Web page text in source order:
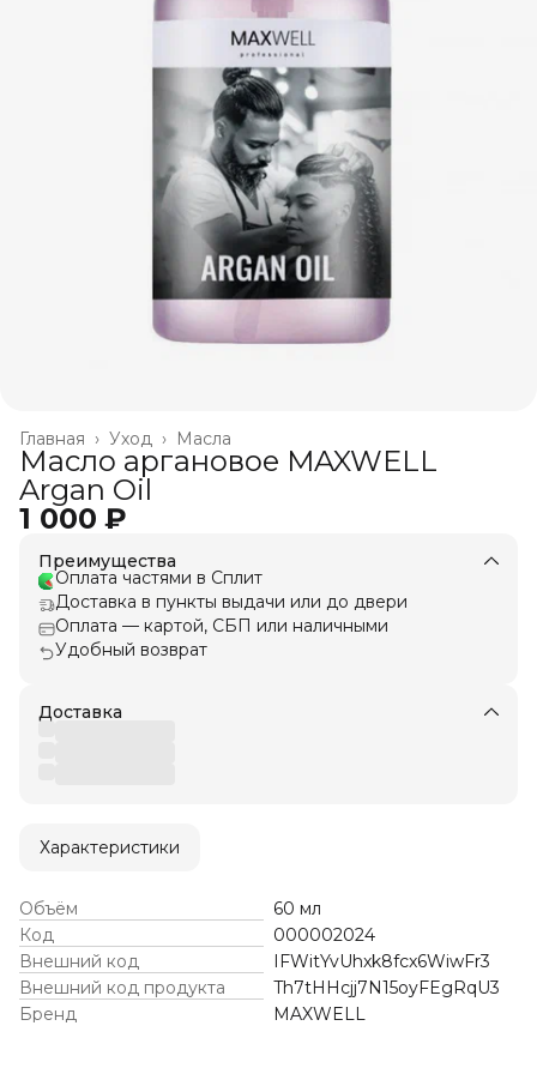
Масла
Уход ›
Главная ›
Масло аргановое MAXWELL
Argan Oil
1 000 ₽
Преимущества
Оплата частями в Сплит
Доставка в пункты выдачи или до двери
Оплата — картой, СБП или наличными
Удобный возврат
Доставка
Характеристики
Объём
60 мл
Код
000002024
Внешний код
IFWitYvUhxk8fcx6WiwFr3
Внешний код продукта
Th7tHHcjj7N15oyFEgRqU3
Бренд
MAXWELL